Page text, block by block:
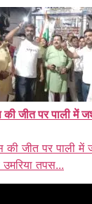
जीत पर पाली में
की जीत पर पाली में
तपस...